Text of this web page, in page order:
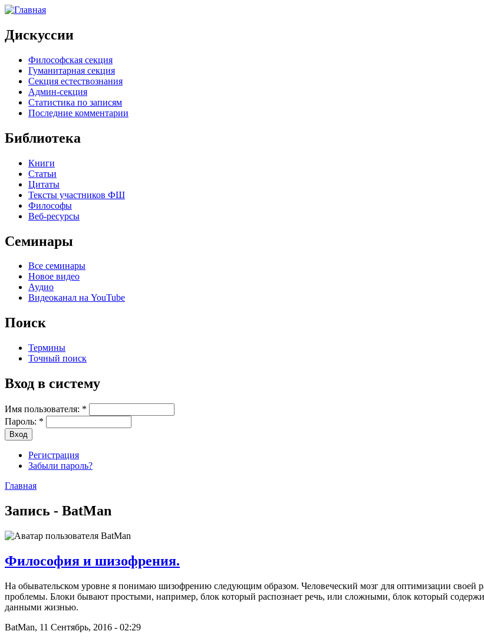
Дискуссии
Философская секция
Гуманитарная секция
Секция естествознания
Админ-секция
Статистика по записям
Последние комментарии
Библиотека
Книги
Статьи
Цитаты
Тексты участников ФШ
Философы
Веб-ресурсы
Семинары
Все семинары
Новое видео
Аудио
Видеоканал на YouTube
Поиск
Термины
Точный поиск
Вход в систему
Имя пользователя: *
Пароль: *
Регистрация
Забыли пароль?
Главная
Запись - BatMan
Философия и шизофрения.
На обывательском уровне я понимаю шизофрению следующим образом. Человеческий мозг для оптимизации своей
проблемы. Блоки бывают простыми, например, блок который распознает речь, или сложными, блок который
данными жизнью.
BatMan, 11 Сентябрь, 2016 - 02:29